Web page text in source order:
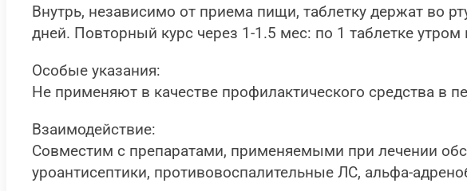
Внутрь, независимо от приема пищи, таблетку держат во
дней. Повторный курс через 1-1.5 мес: по 1 таблетке утром
Особые указания:
Не применяют в качестве профилактического средства в
Взаимодействие:
Совместим с препаратами, применяемыми при лечении
уроантисептики, противовоспалительные ЛС, альфа-